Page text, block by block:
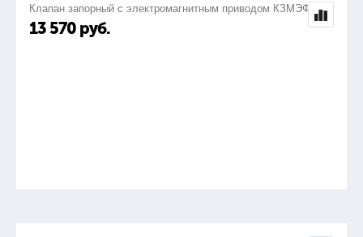
Клапан запорный с электромагнитным приводом КЗМЭФ
13 570 руб.